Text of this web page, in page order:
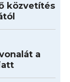
közvetítés
a